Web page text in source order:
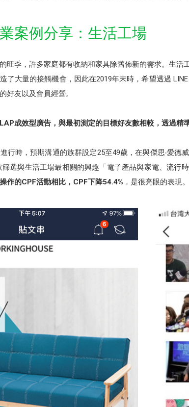
案例分享：生活工場
旺季，許多家庭都有收納和家具除舊佈新的需求。生
了大量的接觸機會，因此在2019年末時，希望透過
好友以及會員經營。
成效型廣告，與最初測定的目標好友數相較，透過精
行時，預期溝通的族群設定25至49歲，在與傑思‧愛德
篩選與生活工場最相關的興趣「電子產品與家電、流行
作的CPF活動相比，CPF下降54.4% ，是很亮眼的表現。